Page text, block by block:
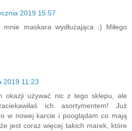
2019 15:57
mnie maskara wydłużająca :) Miłego
2019 11:23
okazji używać nic z tego sklepu, ale
ich asortymentem! Już
w nowej karcie i pooglądam co mają
jest coraz więcej takich marek, które